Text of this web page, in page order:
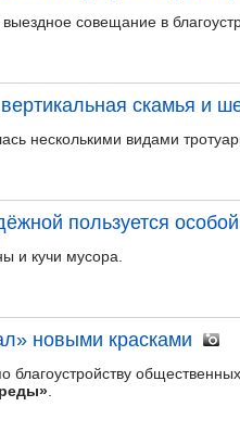
совещание в
скамья и
несколькими видами
пользуется
и кучи мусора.
новыми красками
благоустройству